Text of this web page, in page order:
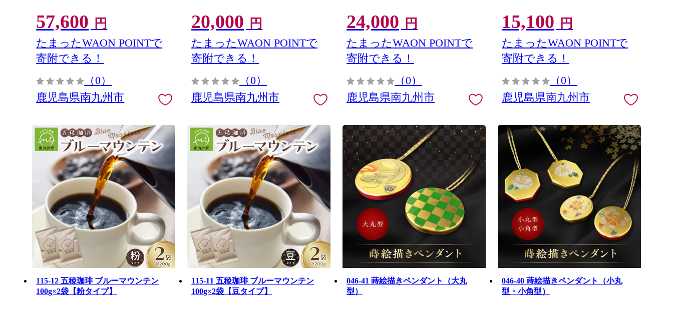
57,600 円
たまったWAON POINTで
寄附できる！
（0）
鹿児島県南九州市
20,000 円
たまったWAON POINTで
寄附できる！
（0）
鹿児島県南九州市
24,000 円
たまったWAON POINTで
寄附できる！
（0）
鹿児島県南九州市
15,100 円
たまったWAON POINTで
寄附できる！
（0）
鹿児島県南九州市
115-12 五稜珈琲 ブルーマウンテン
100g×2袋【粉タイプ】
115-11 五稜珈琲 ブルーマウンテン
100g×2袋【豆タイプ】
046-41 蒔絵描きペンダント（大丸
型）
046-40 蒔絵描きペンダント（小丸
型・小角型）